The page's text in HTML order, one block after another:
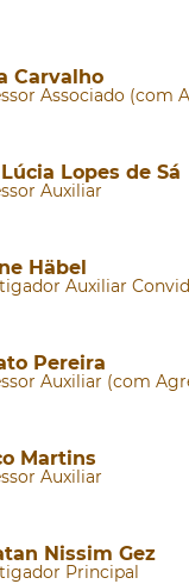
Carvalho
Associado (com
Lopes de Sá
Auxiliar
Häbel
Auxiliar
Pereira
Auxiliar (com
Martins
Auxiliar
Nissim Gez
Principal